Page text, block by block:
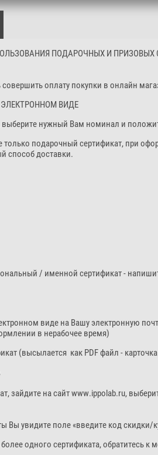
ПОДАРОЧНЫХ И ПРИЗОВЫХ
оплату покупки в онлайн
ВИДЕ
выберите нужный Вам номинал и
только подарочный сертификат, при
способ доставки.
/ именной сертификат -
виде на Вашу электронную
в нерабочее время)
(высылается как PDF файл -
зайдите на сайт www.ippolab.ru,
Вы увидите поле «введите код скидки/
одного сертификата, обратитесь к